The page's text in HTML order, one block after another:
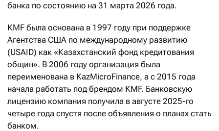
банка по состоянию на 31 марта 2026 года.
KMF была основана в 1997 году при поддержке
Агентства США по международному развитию
(USAID) как «Казахстанский фонд кредитования
общин». В 2006 году организация была
переименована в KazMicroFinance, а с 2015 года
начала работать под брендом KMF. Банковскую
лицензию компания получила в августе 2025-го
четыре года спустя после объявления о планах стать
банком.